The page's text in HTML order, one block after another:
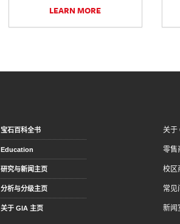
LEARN MORE
宝石百科全书
Education
研究与新闻主页
分析与分级主页
关于 GIA 主页
关于
零售
校区
常见
新闻